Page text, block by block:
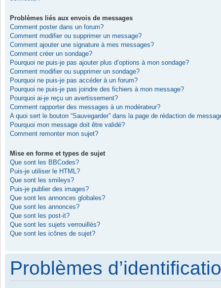
Problèmes liés aux envois de messages
Comment poster dans un forum?
Comment modifier ou supprimer un message?
Comment ajouter une signature à mes messages?
Comment créer un sondage?
Pourquoi ne puis-je pas ajouter plus d’options à mon sondage?
Comment modifier ou supprimer un sondage?
Pourquoi ne puis-je pas accéder à un forum?
Pourquoi ne puis-je pas joindre des fichiers à mon message?
Pourquoi ai-je reçu un avertissement?
Comment rapporter des messages à un modérateur?
A quoi sert le bouton “Sauvegarder” dans la page de rédaction de
Pourquoi mon message doit être validé?
Comment remonter mon sujet?
Mise en forme et types de sujet
Que sont les BBCodes?
Puis-je utiliser le HTML?
Que sont les smileys?
Puis-je publier des images?
Que sont les annonces globales?
Que sont les annonces?
Que sont les post-it?
Que sont les sujets verrouillés?
Que sont les icônes de sujet?
Problèmes